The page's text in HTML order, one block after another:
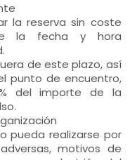
la reserva sin coste
la fecha y hora
de este plazo, así
punto de encuentro,
del importe de la
pueda realizarse por
motivos de